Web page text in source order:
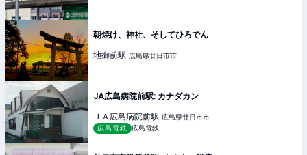
朝焼け、神社、そしてひろでん
地御前駅 広島県廿日市市
JA広島病院前駅: カナダカン
ＪＡ広島病院前駅 広島県廿日市市
広島電鉄
広島電鉄